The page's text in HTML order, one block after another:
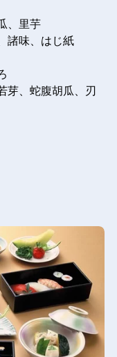
、里芋
諸味、はじ紙
芽、蛇腹胡瓜、刃